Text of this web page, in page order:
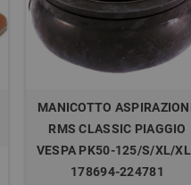
MANICOTTO
RMS CLASSIC PIAGGIO
VESPA PK50-125/S/XL/
178694-224781